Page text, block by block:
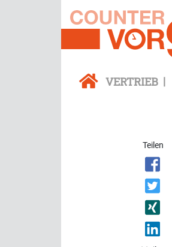
VERTRIEB
Teilen